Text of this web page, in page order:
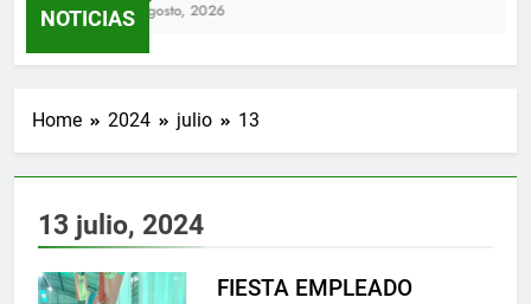
NOTICIAS4 Agosto, 2026
Home 2024 julio 13
13 julio, 2024
FIESTA EMPLEADO